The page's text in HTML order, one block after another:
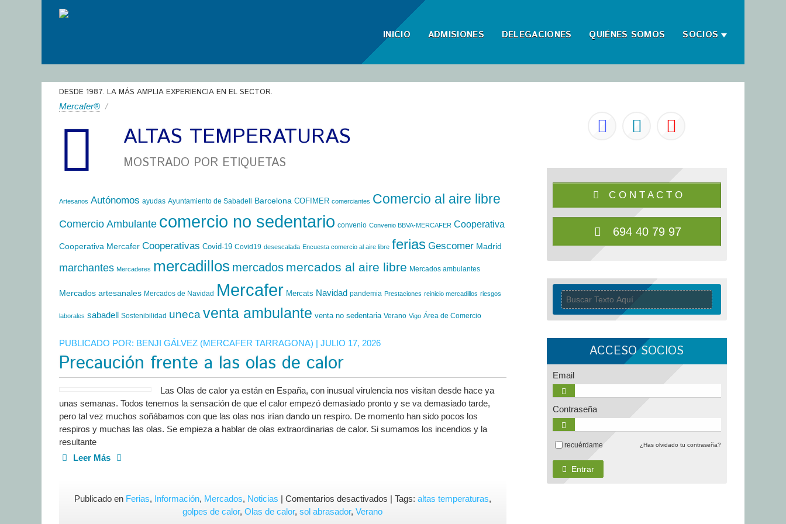
INICIO ADMISIONES DELEGACIONES QUIÉNES SOMOS SOCIOS
DESDE 1987. LA MÁS AMPLIA EXPERIENCIA EN EL SECTOR.
Mercafer® /
ALTAS TEMPERATURAS
MOSTRADO POR ETIQUETAS
Artesanos Autónomos ayudas Ayuntamiento de Sabadell Barcelona COFIMER comerciantes Comercio al aire libre
Comercio Ambulante comercio no sedentario convenio Convenio BBVA-MERCAFER Cooperativa
Cooperativa Mercafer Cooperativas Covid-19 Covid19 desescalada Encuesta comercio al aire libre ferias Gescomer Madrid
marchantes Mercaderes mercadillos mercados mercados al aire libre Mercados ambulantes
Mercados artesanales Mercados de Navidad Mercafer Mercats Navidad pandemia Prestaciones reinicio mercadillos riesgos
laborales sabadell Sostenibilidad uneca venta ambulante venta no sedentaria Verano Vigo Área de Comercio
PUBLICADO POR: BENJI GÁLVEZ (MERCAFER TARRAGONA) | JULIO 17, 2026
Precaución frente a las olas de calor
Las Olas de calor ya están en España, con inusual virulencia nos visitan desde hace ya
unas semanas. Todos tenemos la sensación de que el calor empezó demasiado pronto y se va demasiado tarde,
pero tal vez muchos soñábamos con que las olas nos irían dando un respiro. De momento han sido pocos los
respiros y muchas las olas. Se empieza a hablar de olas extraordinarias de calor. Si sumamos los incendios y la
resultante
Leer Más
Publicado en Ferias, Información, Mercados, Noticias | Comentarios desactivadosen| Tags: altas temperaturas,
golpes de calor,Olas de calor,sol abrasador,Verano
C O N T A C T O
694 40 79 97
ACCESO SOCIOS
Email
Contraseña
recuérdame ¿Has olvidado tu contraseña?
Entrar